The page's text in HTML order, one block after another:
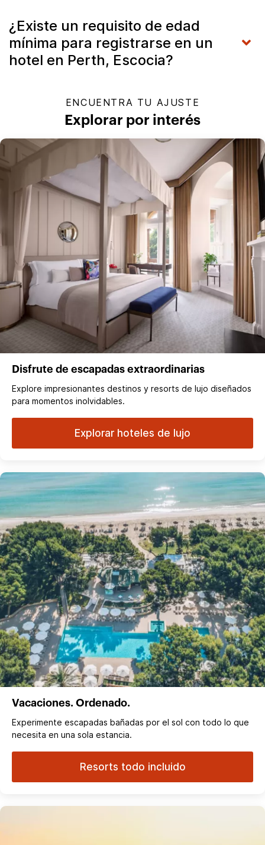
¿Existe un requisito de edad
mínima para registrarse en un
hotel en Perth, Escocia?
ENCUENTRA TU AJUSTE
Explorar por interés
Disfrute de escapadas extraordinarias
Explore impresionantes destinos y resorts de lujo diseñados
para momentos inolvidables.
Explorar hoteles de lujo
Vacaciones. Ordenado.
Experimente escapadas bañadas por el sol con todo lo que
necesita en una sola estancia.
Resorts todo incluido